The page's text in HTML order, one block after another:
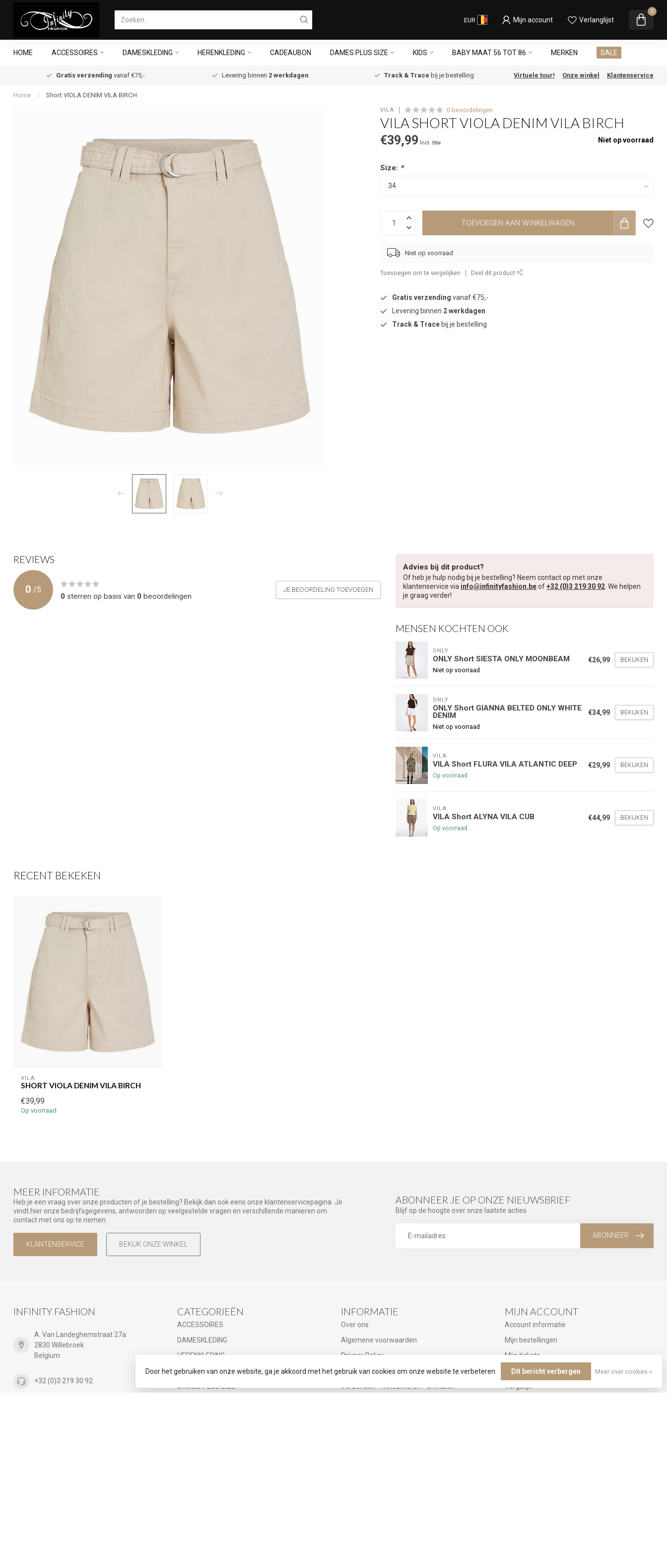
EUR Mijn account Verlanglijst
0
HOME ACCESSOIRES DAMESKLEDING HERENKLEDING CADEAUBON DAMES PLUS SIZE KIDS BABY MAAT 56 TOT 86 MERKEN SALE
Gratis verzending vanaf €75,- Levering binnen 2 werkdagen Track & Trace bij je bestelling Virtuele tour! Onze winkel Klantenservice
Home / Short VIOLA DENIM VILA BIRCH
VILA 0 beoordelingen
VILA SHORT VIOLA DENIM VILA BIRCH
€39,99 Incl. btw Niet op voorraad
Size: *
TOEVOEGEN AAN WINKELWAGEN
Niet op voorraad
Toevoegen om te vergelijken Deel dit product
Gratis verzending vanaf €75,-
Levering binnen 2 werkdagen
Track & Trace bij je bestelling
REVIEWS
0 /5
0 sterren op basis van 0 beoordelingen
JE BEOORDELING TOEVOEGEN
Advies bij dit product?
Of heb je hulp nodig bij je bestelling? Neem contact op met onze
klantenservice via info@infinityfashion.beof+32 (0)3 219 30 92 . We helpen
je graag verder!
MENSEN KOCHTEN OOK
ONLY
ONLY Short SIESTA ONLY MOONBEAM
Niet op voorraad
€26,99 BEKIJKEN
ONLY
ONLY Short GIANNA BELTED ONLY WHITE
DENIM
Niet op voorraad
€34,99 BEKIJKEN
VILA
VILA Short FLURA VILA ATLANTIC DEEP
Op voorraad
€29,99 BEKIJKEN
VILA
VILA Short ALYNA VILA CUB
Op voorraad
€44,99 BEKIJKEN
RECENT BEKEKEN
VILA
SHORT VIOLA DENIM VILA BIRCH
€39,99
Op voorraad
MEER INFORMATIE
Heb je een vraag over onze producten of je bestelling? Bekijk dan ook eens onze klantenservicepagina. Je
vindt hier onze bedrijfsgegevens, antwoorden op veelgestelde vragen en verschillende manieren om
contact met ons op te nemen.
KLANTENSERVICE BEKIJK ONZE WINKEL
ABONNEER JE OP ONZE NIEUWSBRIEF
Blijf op de hoogte over onze laatste acties
ABONNEER
INFINITY FASHION
A. Van Landeghemstraat 27a
2830 Willebroek
Belgium
+32 (0)3 219 30 92
CATEGORIEËN
ACCESSOIRES
DAMESKLEDING
HERENKLEDING
Cadeaubon
DAMES PLUS SIZE
INFORMATIE
Over ons
Algemene voorwaarden
Privacy Policy
Betaalmethoden
Verzenden - Retourneren - Omruilen
MIJN ACCOUNT
Account informatie
Mijn bestellingen
Mijn tickets
Mijn verlanglijst
Vergelijk
Door het gebruiken van onze website, ga je akkoord met het gebruik van cookies om onze website te verbeteren. Dit bericht verbergen Meer over cookies »
€5,00 korting op je volgende bestelling
Schrijf je in voor onze nieuwsbrief om op de hoogte te blijven over onze
nieuwe collectie, en ontvang5 euro korting
Je korting is geldig bij een minimale bestelwaarde van €45,00